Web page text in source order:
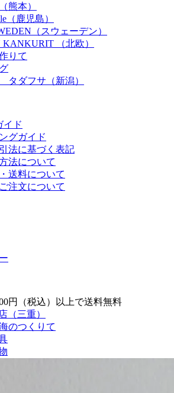
熊本）
（鹿児島）
（スウェーデン）
（北欧）
りて
ダフサ（新潟）
イド
グガイド
法に基づく表記
法について
送料について
注文について
円（税込）以上で送料無料
（三重）
のつくりて